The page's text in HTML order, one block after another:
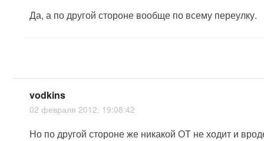
Да, а по другой стороне вообще по всему переулку.
vodkins
02 февраля 2012, 19:08:42
Но по другой стороне же никакой ОТ не ходит и